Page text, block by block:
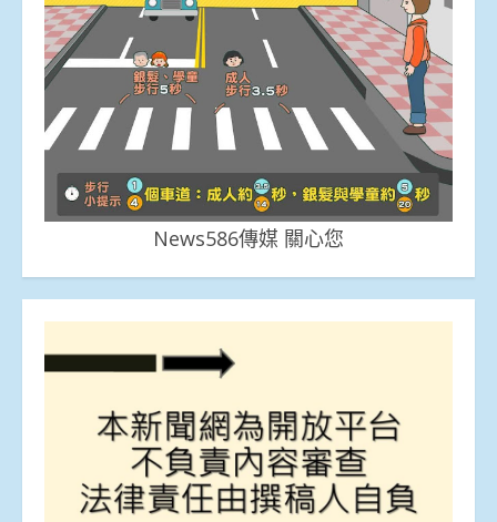
News586傳媒 關心您